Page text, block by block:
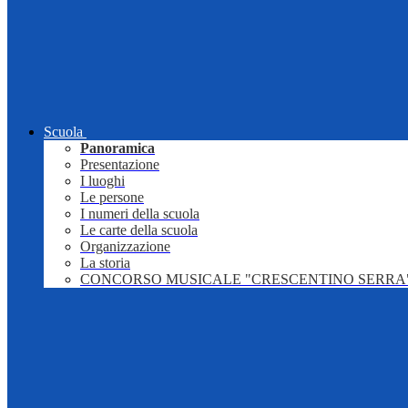
Scuola
Panoramica
Presentazione
I luoghi
Le persone
I numeri della scuola
Le carte della scuola
Organizzazione
La storia
CONCORSO MUSICALE "CRESCENTINO